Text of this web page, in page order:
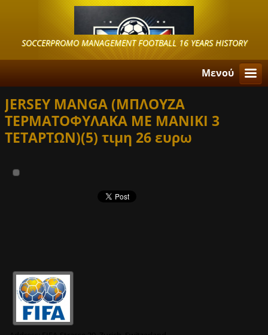
SOCCERPROMO MANAGEMENT FOOTBALL 16 YEARS HISTORY
Μενού
JERSEY MANGA (ΜΠΛΟΥΖΑ
ΤΕΡΜΑΤΟΦΥΛΑΚΑ ΜΕ MANIKI 3
ΤΕΤΑΡΤΩΝ)(5) τιμη 26 ευρω